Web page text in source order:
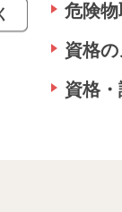
危険
資格の
資格